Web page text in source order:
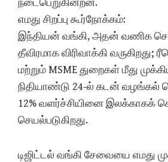
எமது சிறப்பு கூர்நோக்கம்:
இந்தியன் வங்கி, அதன் வணிக
தீவிரமாக விரிவாக்கி வருகிறது;
மற்றும் MSME துறைகள் மீது
நிதியாண்டு 24-ல் கடன் வழங்கல்
12% வளர்ச்சியினை இலக்காகக்
செயல்படுகிறது.
டிஜிட்டல் வங்கி சேவையை எமது